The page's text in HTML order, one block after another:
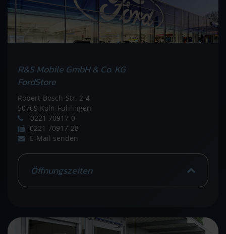
R&S Mobile GmbH & Co. KG
FordStore
Robert-Bosch-Str. 2-4
50769 Köln-Fühlingen
0221 70917-0
0221 70917-28
E-Mail senden
Öffnungszeiten